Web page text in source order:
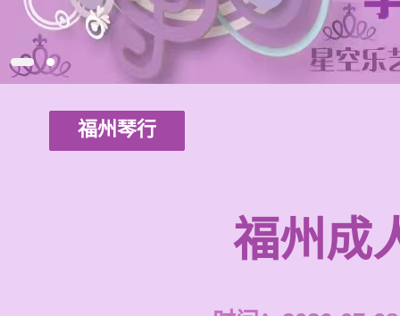
福州琴行
福州成